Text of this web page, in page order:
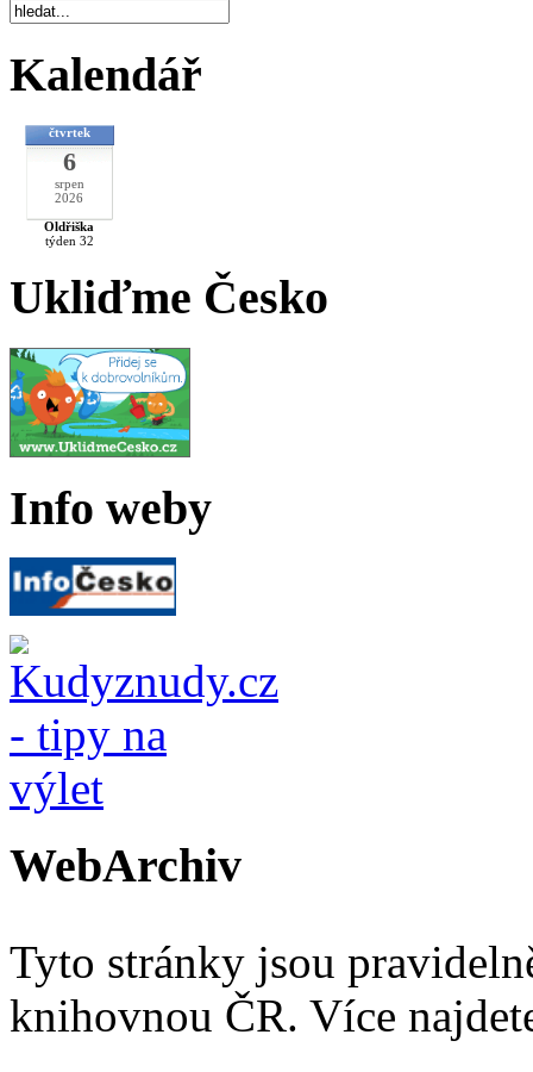
Kalendář
čtvrtek
6
srpen
2026
Oldřiška
týden 32
Ukliďme Česko
Info weby
WebArchiv
Tyto stránky jsou
knihovnou ČR. Více